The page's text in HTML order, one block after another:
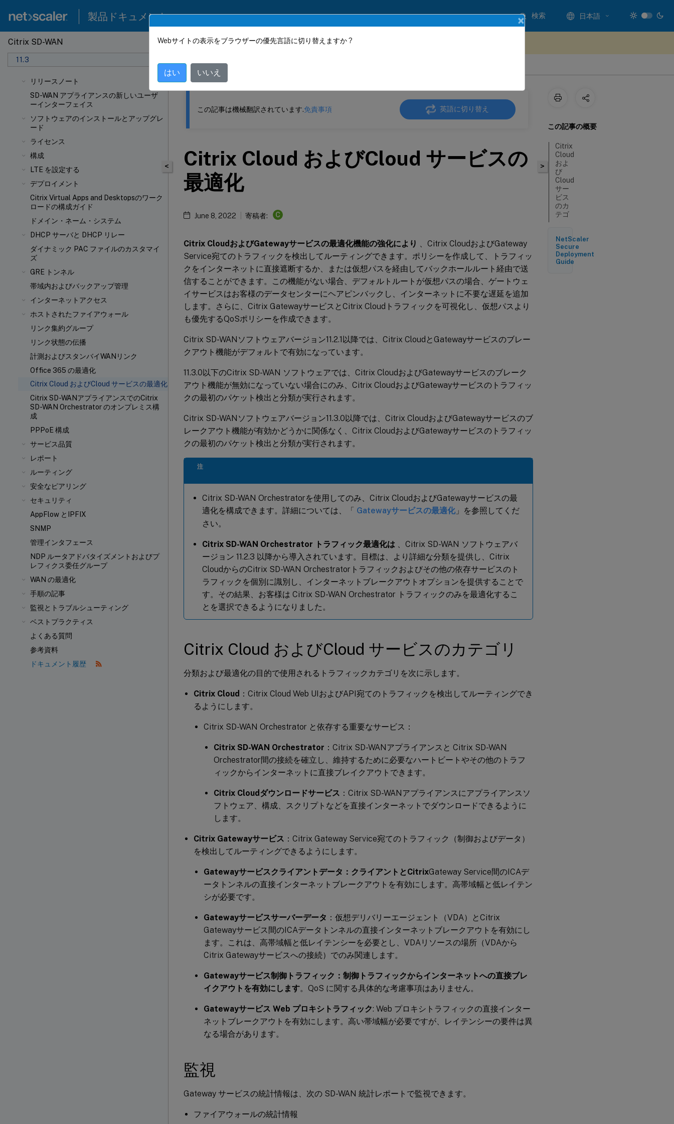
製品ドキュメント 検索 日本語
Citrix SD-WAN
11.3
リリースノート
SD-WAN アプライアンスの新しいユーザ
ーインターフェイス
ソフトウェアのインストールとアップグレ
ード
ライセンス
構成
LTE を設定する
デプロイメント
Citrix Virtual Apps and Desktopsのワーク
ロードの構成ガイド
ドメイン・ネーム・システム
DHCP サーバと DHCP リレー
ダイナミック PAC ファイルのカスタマイ
ズ
GRE トンネル
帯域内およびバックアップ管理
インターネットアクセス
ホストされたファイアウォール
リンク集約グループ
リンク状態の伝播
計測およびスタンバイWANリンク
Office 365 の最適化
Citrix Cloud およびCloud サービスの最適化
Citrix SD-WANアプライアンスでのCitrix
SD-WAN Orchestrator のオンプレミス構
成
PPPoE 構成
サービス品質
レポート
ルーティング
安全なピアリング
セキュリティ
AppFlow とIPFIX
SNMP
管理インタフェース
NDP ルータアドバタイズメントおよびプ
レフィクス委任グループ
WAN の最適化
手順の記事
監視とトラブルシューティング
ベストプラクティス
よくある質問
参考資料
ドキュメント履歴
このコンテンツは動的に機械翻訳されています。
Citrix SD-WAN
<
この記事は機械翻訳されています.免責事項 英語に切り替え
Citrix Cloud およびCloud サービスの
最適化
June 8, 2022 寄稿者: C
Citrix CloudおよびGatewayサービスの最適化機能の強化により
、Citrix CloudおよびGateway
Service宛てのトラフィックを検出してルーティングできます。ポリシーを作成して、トラフィッ
クをインターネットに直接遮断するか、または仮想パスを経由してバックホールルート経由で送
信することができます。この機能がない場合、デフォルトルートが仮想パスの場合、ゲートウェ
イサービスはお客様のデータセンターにヘアピンバックし、インターネットに不要な遅延を追加
します。さらに、Citrix GatewayサービスとCitrix Cloudトラフィックを可視化し、仮想パスより
も優先するQoSポリシーを作成できます。
Citrix SD-WANソフトウェアバージョン11.2.1以降では、Citrix CloudとGatewayサービスのブレー
クアウト機能がデフォルトで有効になっています。
11.3.0以下のCitrix SD-WAN ソフトウェアでは、Citrix CloudおよびGatewayサービスのブレーク
アウト機能が無効になっていない場合にのみ、Citrix CloudおよびGatewayサービスのトラフィッ
クの最初のパケット検出と分類が実行されます。
Citrix SD-WANソフトウェアバージョン11.3.0以降では、Citrix CloudおよびGatewayサービスのブ
レークアウト機能が有効かどうかに関係なく、Citrix CloudおよびGatewayサービスのトラフィッ
クの最初のパケット検出と分類が実行されます。
注
Citrix SD-WAN Orchestratorを使用してのみ、Citrix CloudおよびGatewayサービスの最
適化を構成できます。詳細については、「 Gatewayサービスの最適化」を参照してくだ
さい。
Citrix SD-WAN Orchestrator トラフィック最適化は 、Citrix SD-WAN ソフトウェアバ
ージョン 11.2.3 以降から導入されています。目標は、より詳細な分類を提供し、Citrix
CloudからのCitrix SD-WAN Orchestratorトラフィックおよびその他の依存サービスのト
ラフィックを個別に識別し、インターネットブレークアウトオプションを提供することで
す。その結果、お客様は Citrix SD-WAN Orchestrator トラフィックのみを最適化するこ
とを選択できるようになりました。
Citrix Cloud およびCloud サービスのカテゴリ
分類および最適化の目的で使用されるトラフィックカテゴリを次に示します。
Citrix Cloud ：Citrix Cloud Web UIおよびAPI宛てのトラフィックを検出してルーティングでき
るようにします。
Citrix SD-WAN Orchestrator と依存する重要なサービス：
Citrix SD-WAN Orchestrator ：Citrix SD-WANアプライアンスと Citrix SD-WAN
Orchestrator間の接続を確立し、維持するために必要なハートビートやその他のトラフ
ィックからインターネットに直接ブレイクアウトできます。
Citrix Cloudダウンロードサービス ：Citrix SD-WANアプライアンスにアプライアンスソ
フトウェア、構成、スクリプトなどを直接インターネットでダウンロードできるように
します。
Citrix Gatewayサービス ：Citrix Gateway Service宛てのトラフィック（制御およびデータ）
を検出してルーティングできるようにします。
Gatewayサービスクライアントデータ：クライアントとCitrixGateway Service間のICAデ
ータトンネルの直接インターネットブレークアウトを有効にします。高帯域幅と低レイテン
シが必要です。
Gatewayサービスサーバーデータ ：仮想デリバリーエージェント（VDA）とCitrix
Gatewayサービス間のICAデータトンネルの直接インターネットブレークアウトを有効にし
ます。これは、高帯域幅と低レイテンシーを必要とし、VDAリソースの場所（VDAから
Citrix Gatewayサービスへの接続）でのみ関連します。
Gatewayサービス制御トラフィック：制御トラフィックからインターネットへの直接ブレ
イクアウトを有効にします。QoS に関する具体的な考慮事項はありません。
Gatewayサービス Web プロキシトラフィック: Web プロキシトラフィックの直接インター
ネットブレークアウトを有効にします。高い帯域幅が必要ですが、レイテンシーの要件は異
なる場合があります。
監視
Gateway サービスの統計情報は、次の SD-WAN 統計レポートで監視できます。
ファイアウォールの統計情報
>
この記事の概要
Citrix
Cloud
およ
び
Cloud
サー
ビス
のカ
テゴ
監
視
NetScaler
Secure
Deployment
Guide
×
Webサイトの表示をブラウザーの優先言語に切り替えますか ?
はい いいえ